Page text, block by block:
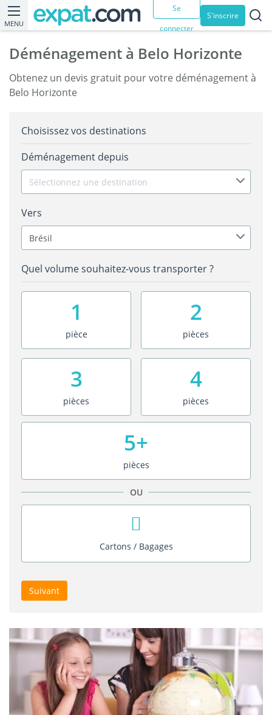
MENU
Se
connecter
S'inscrire
Déménagement à Belo Horizonte
Obtenez un devis gratuit pour votre déménagement à
Belo Horizonte
Choisissez vos destinations
Déménagement depuis
Sélectionnez une destination
Vers
Brésil
Quel volume souhaitez-vous transporter ?
1
pièce
2
pièces
3
pièces
4
pièces
5+
pièces
OU
Cartons / Bagages
Suivant